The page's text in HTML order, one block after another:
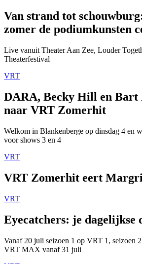
Van strand tot
zomer de podiumkunsten
Live vanuit Theater Aan Zee, Louder
Theaterfestival
VRT
DARA, Becky Hill en Bart
naar VRT Zomerhit
Welkom in Blankenberge op dinsdag 4 en
voor shows 3 en 4
VRT
VRT Zomerhit eert
VRT
Eyecatchers: je dagelijkse
Vanaf 20 juli seizoen 1 op VRT 1, seizoen
VRT MAX vanaf 31 juli